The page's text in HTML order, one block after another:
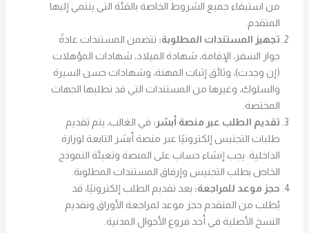
من استيفاء جميع الشروط الخاصة بالفئة التي ينتمي إليها
المتقدم.
تجهيز المستندات المطلوبة: تتضمن المستندات عادةً
جواز السفر، الإقامة، شهادة الميلاد، شهادات المؤهلات
(إن وجدت)، وثائق إثبات المهنة، وشهادات حسن السيرة
والسلوك، وغيرها من المستندات التي قد تطلبها الجهات
المختصة.
تقديم الطلب عبر منصة أبشر: في الغالب، يتم تقديم
طلبات التجنيس إلكترونيًا عبر منصة أبشر التابعة لوزارة
الداخلية. يجب إنشاء حساب على المنصة وتعبئة النموذج
الخاص بطلب التجنيس وإرفاق المستندات المطلوبة.
حجز موعد للمراجعة: بعد تقديم الطلب إلكترونيًا، قد
يُطلب من المتقدم حجز موعد لمراجعة الأوراق وتقديم
النسخ الأصلية في أحد فروع الأحوال المدنية.